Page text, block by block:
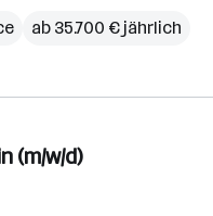
ab 35.700 € jährlich
(m/w/d)